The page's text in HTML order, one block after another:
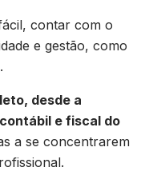
contar com o
e gestão, como
desde a
e fiscal do
a se concentrarem